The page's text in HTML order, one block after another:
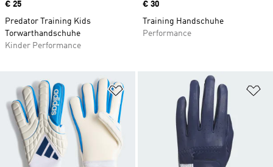
Price
€ 25
Predator Training Kids
Torwarthandschuhe
Kinder Performance
Price
€ 30
Training Handschuhe
Performance
Zur Wunschliste hinzufügen